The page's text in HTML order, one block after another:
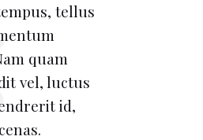
tellus
quam
vel, luctus
id,